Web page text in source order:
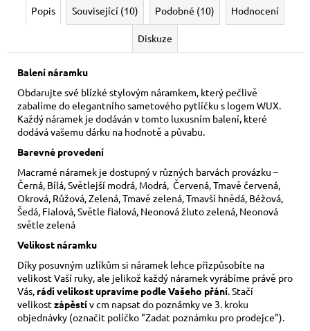
Popis Související (10) Podobné (10) Hodnocení
Diskuze
Balení náramku
Obdarujte své blízké stylovým náramkem, který pečlivě
zabalíme do elegantního sametového pytlíčku s logem WUX.
Každý náramek je dodáván v tomto luxusním balení, které
dodává vašemu dárku na hodnotě a půvabu.
Barevné provedení
Macramé náramek je dostupný v různých barvách provázku –
Černá, Bílá, Světlejší modrá, Modrá, Červená, Tmavě červená,
Okrová, Růžová, Zelená, Tmavě zelená, Tmavší hnědá, Béžová,
Šedá, Fialová, Světle fialová, Neonová žluto zelená, Neonová
světle zelená
Velikost náramku
Díky posuvným uzlíkům si náramek lehce přizpůsobíte na
velikost Vaší ruky, ale jelikož každý náramek vyrábíme právě pro
Vás, rádi velikost upravíme podle Vašeho přání . Stačí
velikostzápěstív cm napsat do poznámky ve 3. kroku
objednávky (označit políčko "Zadat poznámku pro prodejce").